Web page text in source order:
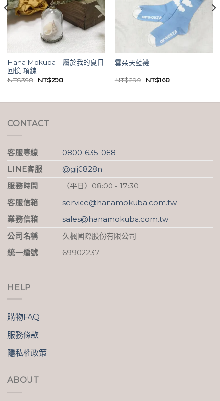
Hana Mokuba – 屬於我的夏日
回憶 項鍊
NT$398
原
NT$398。
NT$298目
NT$298。
雲朵天藍襪
NT$290
原
NT$290。
NT$168目
NT$168。
CONTACT
客服專線
0800-635-088
LINE客服
@gij0828n
服務時間
（平日）08:00 - 17:30
客服信箱
service@hanamokuba.com.tw
業務信箱
sales@hanamokuba.com.tw
公司名稱
久楓國際股份有限公司
統一編號
69902237
HELP
購物FAQ
服務條款
隱私權政策
ABOUT